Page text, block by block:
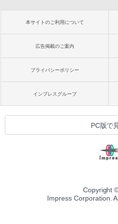
本サイトのご利用について
広告掲載のご案内
プライバシーポリシー
インプレスグループ
PC版で
Copyright
Impress Corporation.